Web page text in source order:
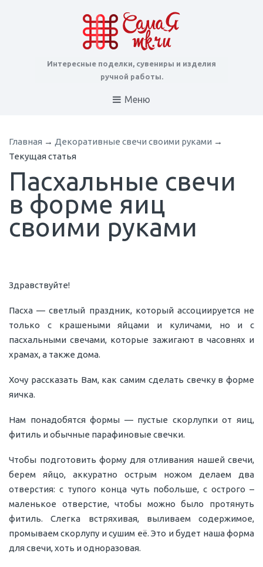
Интересные поделки, сувениры и изделия
ручной работы.
Меню
Главная → Декоративные свечи своими руками →
Текущая статья
Пасхальные свечи
в форме яиц
своими руками
Здравствуйте!
Пасха — светлый праздник, который ассоциируется не
только с крашеными яйцами и куличами, но и с
пасхальными свечами, которые зажигают в часовнях и
храмах, а также дома.
Хочу рассказать Вам, как самим сделать свечку в форме
яичка.
Нам понадобятся формы — пустые скорлупки от яиц,
фитиль и обычные парафиновые свечки.
Чтобы подготовить форму для отливания нашей свечи,
берем яйцо, аккуратно острым ножом делаем два
отверстия: с тупого конца чуть побольше, с острого –
маленькое отверстие, чтобы можно было протянуть
фитиль. Слегка встряхивая, выливаем содержимое,
промываем скорлупу и сушим её. Это и будет наша форма
для свечи, хоть и одноразовая.